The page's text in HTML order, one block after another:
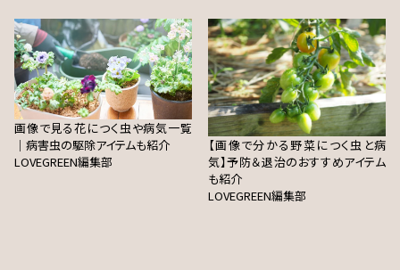
画像で見る花につく虫や病気一覧
｜病害虫の駆除アイテムも紹介
LOVEGREEN編集部
【画像で分かる野菜につく虫と病
気】予防＆退治のおすすめアイテム
も紹介
LOVEGREEN編集部